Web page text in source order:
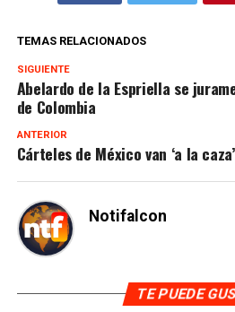
TEMAS RELACIONADOS
SIGUIENTE
Abelardo de la Espriella se
de Colombia
ANTERIOR
Cárteles de México van ‘a la
Notifalcon
TE PUEDE